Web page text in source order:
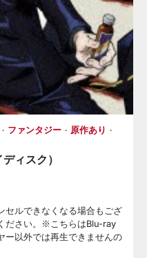
ファンタジー
原作あり
ィスク）
ルできなくなる場合もござ
ださい。※こちらはBlu-ray
ー以外では再生できませんの